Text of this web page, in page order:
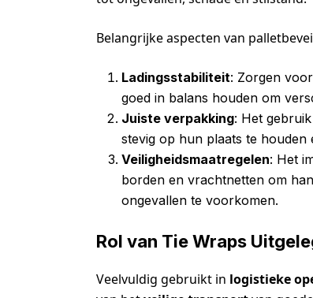
Belangrijke aspecten van
Ladingsstabiliteit: Zorgen
goed in balans houden om
Juiste verpakking: Het
stevig op hun plaats te
Veiligheidsmaatregelen: Het
borden en vrachtnetten om
ongevallen te voorkomen.
Rol van Tie Wraps
Veelvuldig gebruikt in logistieke